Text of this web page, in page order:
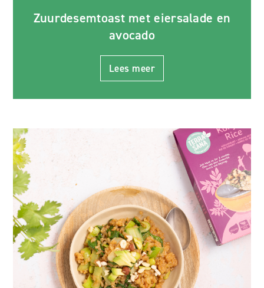
Zuurdesemtoast met eiersalade en
avocado
Lees meer